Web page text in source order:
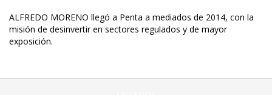
ALFREDO MORENO llegó a Penta a mediados de 2014, con la
misión de desinvertir en sectores regulados y de mayor
exposición.